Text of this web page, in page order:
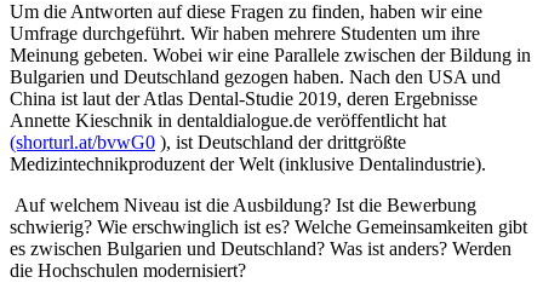
Um die Antworten auf diese Fragen zu finden, haben wir eine
Umfrage durchgeführt. Wir haben mehrere Studenten um ihre
Meinung gebeten. Wobei wir eine Parallele zwischen der Bildung in
Bulgarien und Deutschland gezogen haben. Nach den USA und
China ist laut der Atlas Dental-Studie 2019, deren Ergebnisse
Annette Kieschnik in dentaldialogue.de veröffentlicht hat
(shorturl.at/bvwG0 ), ist Deutschland der drittgrößte
Medizintechnikproduzent der Welt (inklusive Dentalindustrie).
Auf welchem ​​Niveau ist die Ausbildung? Ist die Bewerbung
schwierig? Wie erschwinglich ist es? Welche Gemeinsamkeiten gibt
es zwischen Bulgarien und Deutschland? Was ist anders? Werden
die Hochschulen modernisiert?